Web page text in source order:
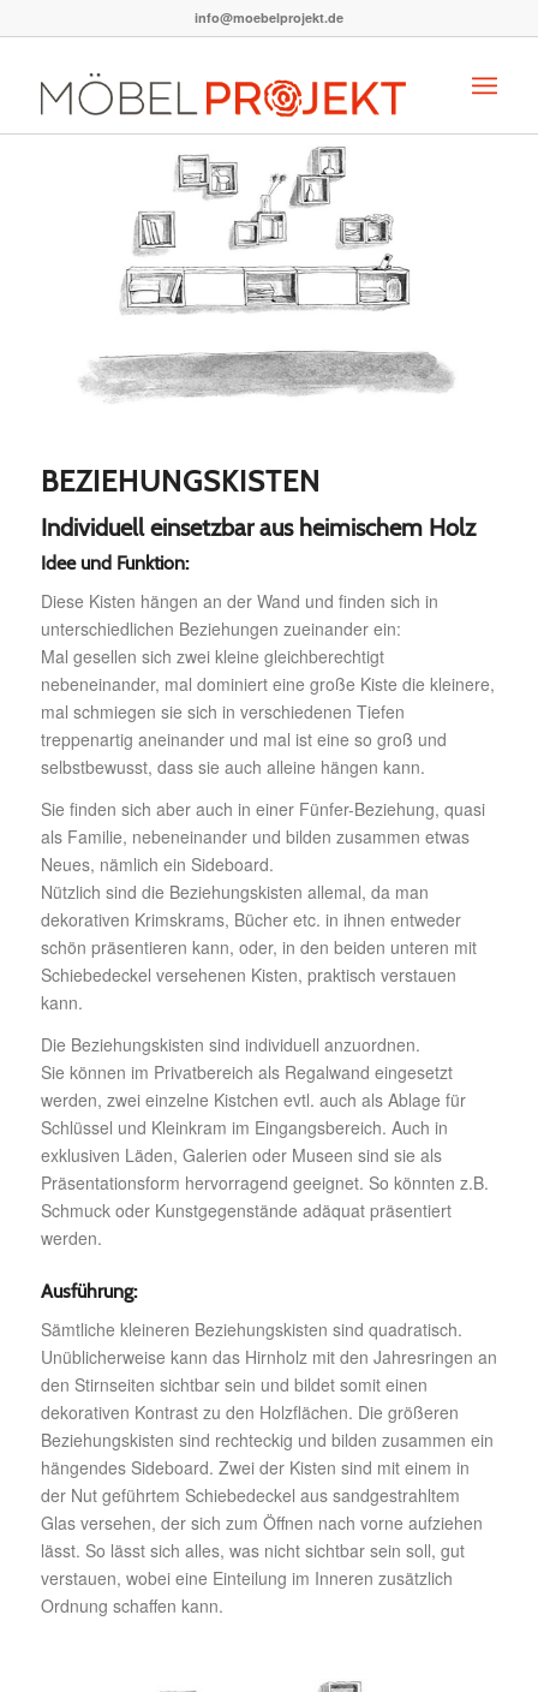
info@moebelprojekt.de
BEZIEHUNGSKISTEN
Individuell einsetzbar aus heimischem Holz
Idee und Funktion:
Diese Kisten hängen an der Wand und finden sich in
unterschiedlichen Beziehungen zueinander ein:
Mal gesellen sich zwei kleine gleichberechtigt
nebeneinander, mal dominiert eine große Kiste die kleinere,
mal schmiegen sie sich in verschiedenen Tiefen
treppenartig aneinander und mal ist eine so groß und
selbstbewusst, dass sie auch alleine hängen kann.
Sie finden sich aber auch in einer Fünfer-Beziehung, quasi
als Familie, nebeneinander und bilden zusammen etwas
Neues, nämlich ein Sideboard.
Nützlich sind die Beziehungskisten allemal, da man
dekorativen Krimskrams, Bücher etc. in ihnen entweder
schön präsentieren kann, oder, in den beiden unteren mit
Schiebedeckel versehenen Kisten, praktisch verstauen
kann.
Die Beziehungskisten sind individuell anzuordnen.
Sie können im Privatbereich als Regalwand eingesetzt
werden, zwei einzelne Kistchen evtl. auch als Ablage für
Schlüssel und Kleinkram im Eingangsbereich. Auch in
exklusiven Läden, Galerien oder Museen sind sie als
Präsentationsform hervorragend geeignet. So könnten z.B.
Schmuck oder Kunstgegenstände adäquat präsentiert
werden.
Ausführung:
Sämtliche kleineren Beziehungskisten sind quadratisch.
Unüblicherweise kann das Hirnholz mit den Jahresringen an
den Stirnseiten sichtbar sein und bildet somit einen
dekorativen Kontrast zu den Holzflächen. Die größeren
Beziehungskisten sind rechteckig und bilden zusammen ein
hängendes Sideboard. Zwei der Kisten sind mit einem in
der Nut geführtem Schiebedeckel aus sandgestrahltem
Glas versehen, der sich zum Öffnen nach vorne aufziehen
lässt. So lässt sich alles, was nicht sichtbar sein soll, gut
verstauen, wobei eine Einteilung im Inneren zusätzlich
Ordnung schaffen kann.